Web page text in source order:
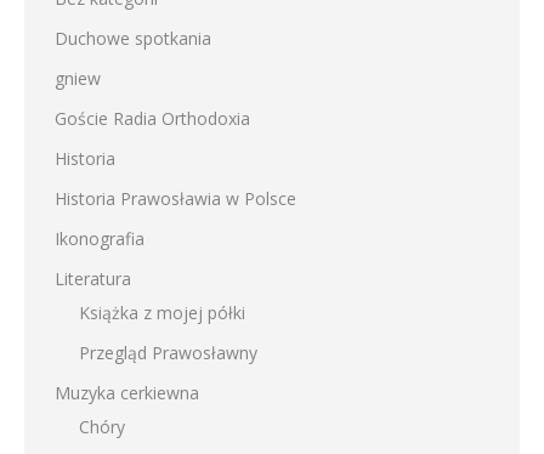
Duchowe spotkania
gniew
Goście Radia Orthodoxia
Historia
Historia Prawosławia w Polsce
Ikonografia
Literatura
Książka z mojej półki
Przegląd Prawosławny
Muzyka cerkiewna
Chóry